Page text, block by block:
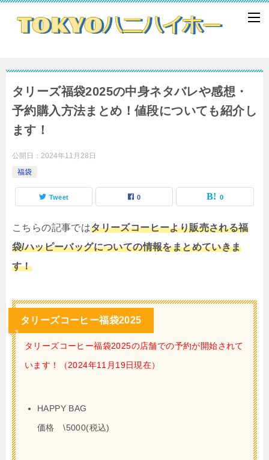
タリーズ福袋2025の中身ネタバレや感想・
予約購入方法まとめ！値段についても紹介し
ます！
公開日： 2024年11月28日
福袋
Tweet 0 0
こちらの記事ではタリーズコーヒーより販売される福
袋/ハッピーバッグについての情報をまとめていきま
す！
タリーズコーヒー福袋2025
タリーズコーヒー福袋2025の店舗での予約が開始されて
います！（2024年11月19日現在）
HAPPY BAG
価格 \5000(税込)